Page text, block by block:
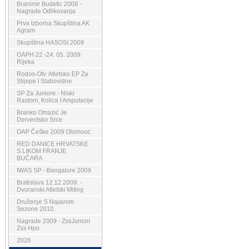
Branimir Budetic 2008 -
Nagrade Odlikovanja
Prva Izborna Skupština AK
Agram
Skupština HASOSI 2009
OAPH 22.-24. 05. 2009.
Rijeka
Rodos-Otv. Atletsko EP Za
Slijepe I Slabovidne
SP Za Juniore - Niski
Rastom, Kolica I Amputacije
Branko Omazić Je
Derventsko Srce
OAP Češke 2009 Olomouc
RED DANICE HRVATSKE
S LIKOM FRANJE
BUČARA
IWAS SP - Bangalore 2009
Bratislava 12.12.2009. -
Dvoranski Atletski Miting
Druženje S Najavom
Sezone 2010.
Nagrade 2009 - ZssJuniori
Zss Hpo
2026